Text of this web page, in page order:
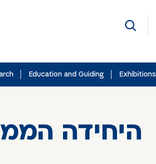
Education and Guiding Exhibitions
היחידה